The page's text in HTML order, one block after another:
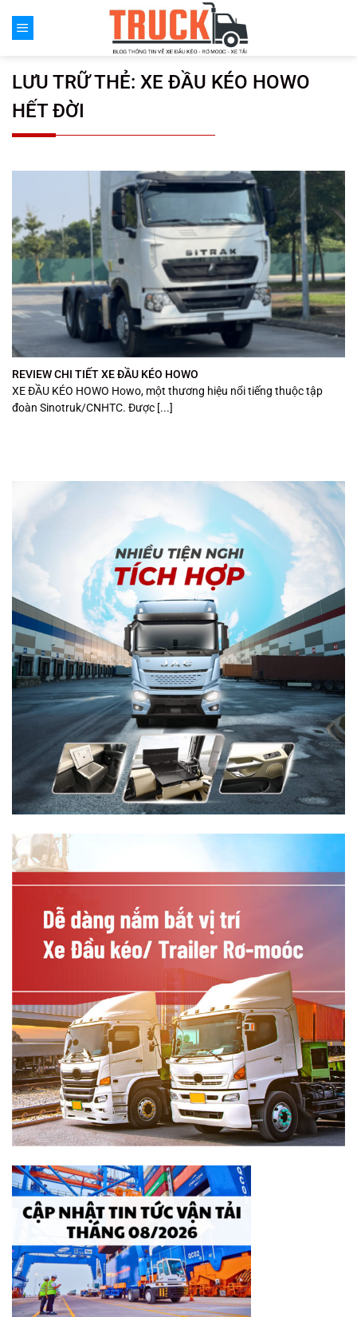
đến
LƯU TRỮ THẺ: XE ĐẦU KÉO HOWO
HẾT ĐỜI
REVIEW CHI TIẾT XE ĐẦU KÉO HOWO
XE ĐẦU KÉO HOWO Howo, một thương hiệu nổi tiếng thuộc tập
đoàn Sinotruk/CNHTC. Được [...]